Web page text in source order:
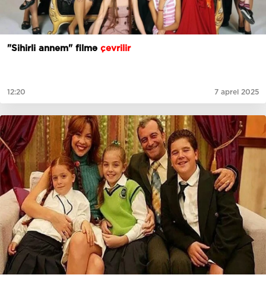
"Sihirli annem" filmə çevrilir
12:20 7 aprel 2025